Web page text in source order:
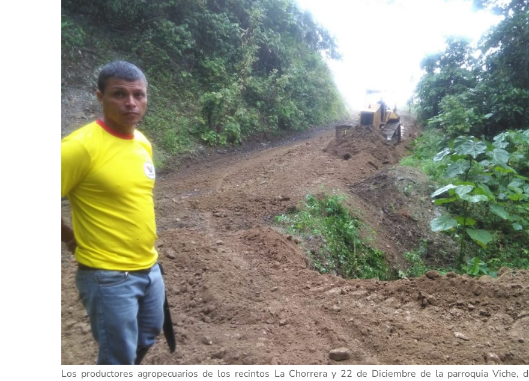
Los productores agropecuarios de los recintos La Chorrera y 22 de Diciembre de la parroquia Viche,